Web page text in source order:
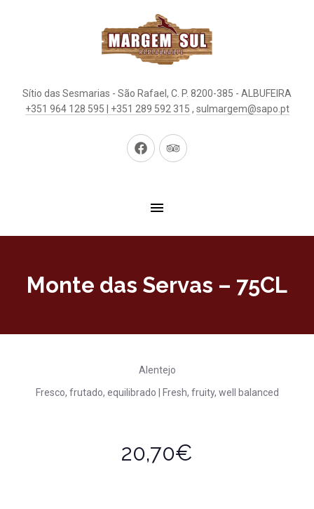
Sítio das Sesmarias - São Rafael, C. P. 8200-385 - ALBUFEIRA
+351 964 128 595 | +351 289 592 315 , sulmargem@sapo.pt
New
New
Monte das Servas – 75CL
Alentejo
Fresco, frutado, equilibrado | Fresh, fruity, well balanced
20,70€